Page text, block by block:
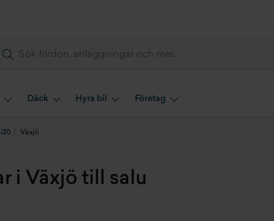
Däck Hyra bil Företag
i20 Växjö
i Växjö till salu